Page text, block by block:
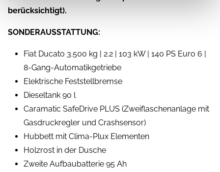
berücksichtigt).
SONDERAUSSTATTUNG:
Fiat Ducato 3.500 kg | 2.2 | 103 kW | 140 PS Euro 6 |
8-Gang-Automatikgetriebe
Elektrische Feststellbremse
Dieseltank 90 l
Caramatic SafeDrive PLUS (Zweiflaschenanlage mit
Gasdruckregler und Crashsensor)
Hubbett mit Clima-Plux Elementen
Holzrost in der Dusche
Zweite Aufbaubatterie 95 Ah